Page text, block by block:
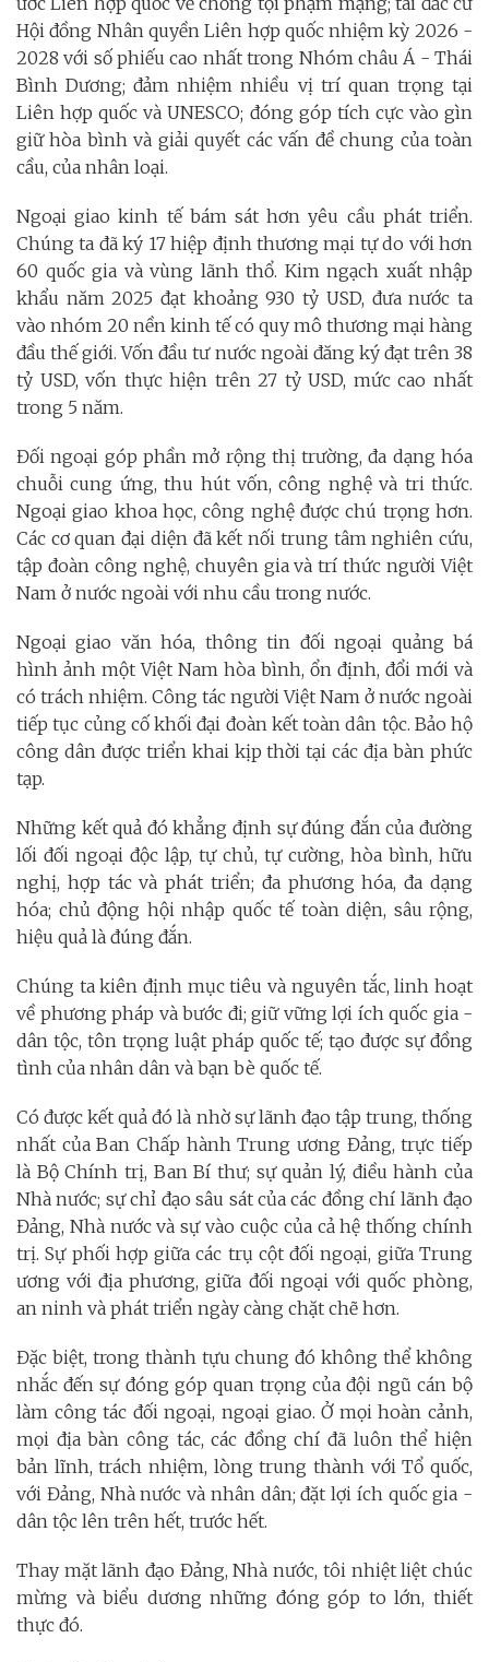
Hội đồng Nhân quyền Liên hợp quốc nhiệm kỳ 2026 -
2028 với số phiếu cao nhất trong Nhóm châu Á - Thái
Bình Dương; đảm nhiệm nhiều vị trí quan trọng tại
Liên hợp quốc và UNESCO; đóng góp tích cực vào gìn
giữ hòa bình và giải quyết các vấn đề chung của toàn
cầu, của nhân loại.
Ngoại giao kinh tế bám sát hơn yêu cầu phát triển.
Chúng ta đã ký 17 hiệp định thương mại tự do với hơn
60 quốc gia và vùng lãnh thổ. Kim ngạch xuất nhập
khẩu năm 2025 đạt khoảng 930 tỷ USD, đưa nước ta
vào nhóm 20 nền kinh tế có quy mô thương mại hàng
đầu thế giới. Vốn đầu tư nước ngoài đăng ký đạt trên 38
tỷ USD, vốn thực hiện trên 27 tỷ USD, mức cao nhất
trong 5 năm.
Đối ngoại góp phần mở rộng thị trường, đa dạng hóa
chuỗi cung ứng, thu hút vốn, công nghệ và tri thức.
Ngoại giao khoa học, công nghệ được chú trọng hơn.
Các cơ quan đại diện đã kết nối trung tâm nghiên cứu,
tập đoàn công nghệ, chuyên gia và trí thức người Việt
Nam ở nước ngoài với nhu cầu trong nước.
Ngoại giao văn hóa, thông tin đối ngoại quảng bá
hình ảnh một Việt Nam hòa bình, ổn định, đổi mới và
có trách nhiệm. Công tác người Việt Nam ở nước ngoài
tiếp tục củng cố khối đại đoàn kết toàn dân tộc. Bảo hộ
công dân được triển khai kịp thời tại các địa bàn phức
tạp.
Những kết quả đó khẳng định sự đúng đắn của đường
lối đối ngoại độc lập, tự chủ, tự cường, hòa bình, hữu
nghị, hợp tác và phát triển; đa phương hóa, đa dạng
hóa; chủ động hội nhập quốc tế toàn diện, sâu rộng,
hiệu quả là đúng đắn.
Chúng ta kiên định mục tiêu và nguyên tắc, linh hoạt
về phương pháp và bước đi; giữ vững lợi ích quốc gia -
dân tộc, tôn trọng luật pháp quốc tế; tạo được sự đồng
tình của nhân dân và bạn bè quốc tế.
Có được kết quả đó là nhờ sự lãnh đạo tập trung, thống
nhất của Ban Chấp hành Trung ương Đảng, trực tiếp
là Bộ Chính trị, Ban Bí thư; sự quản lý, điều hành của
Nhà nước; sự chỉ đạo sâu sát của các đồng chí lãnh đạo
Đảng, Nhà nước và sự vào cuộc của cả hệ thống chính
trị. Sự phối hợp giữa các trụ cột đối ngoại, giữa Trung
ương với địa phương, giữa đối ngoại với quốc phòng,
an ninh và phát triển ngày càng chặt chẽ hơn.
Đặc biệt, trong thành tựu chung đó không thể không
nhắc đến sự đóng góp quan trọng của đội ngũ cán bộ
làm công tác đối ngoại, ngoại giao. Ở mọi hoàn cảnh,
mọi địa bàn công tác, các đồng chí đã luôn thể hiện
bản lĩnh, trách nhiệm, lòng trung thành với Tổ quốc,
với Đảng, Nhà nước và nhân dân; đặt lợi ích quốc gia -
dân tộc lên trên hết, trước hết.
Thay mặt lãnh đạo Đảng, Nhà nước, tôi nhiệt liệt chúc
mừng và biểu dương những đóng góp to lớn, thiết
thực đó.